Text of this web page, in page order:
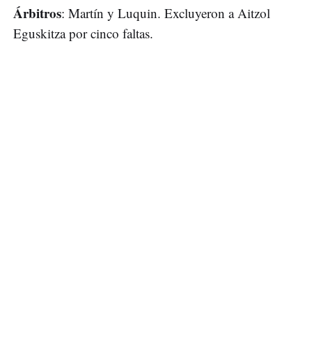
Árbitros: Martín y Luquin. Excluyeron a Aitzol
Eguskitza por cinco faltas.